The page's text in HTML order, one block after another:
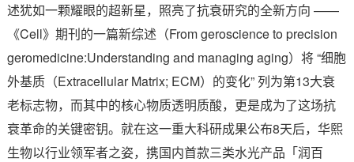
述犹如一颗耀眼的超新星，照亮了抗衰研究的全新方向 ——
《Cell》期刊的一篇新综述（From geroscience to precision
geromedicine:Understanding and managing aging）将 “细胞
外基质（Extracellular Matrix; ECM）的变化” 列为第13大衰
老标志物，而其中的核心物质透明质酸，更是成为了这场抗
衰革命的关键密钥。就在这一重大科研成果公布8天后，华熙
生物以行业领军者之姿，携国内首款三类水光产品「润百